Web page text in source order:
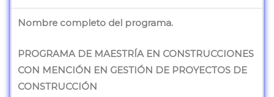
Nombre completo del programa.
PROGRAMA DE MAESTRÍA EN CONSTRUCCIONES
CON MENCIÓN EN GESTIÓN DE PROYECTOS DE
CONSTRUCCIÓN